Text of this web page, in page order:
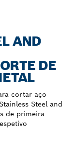
AND
DE
cortar aço
Steel and
de primeira